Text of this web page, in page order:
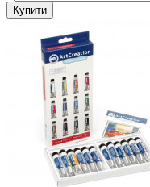
Купити